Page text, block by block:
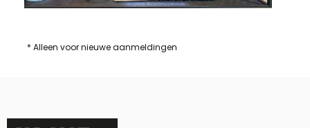
* Alleen voor nieuwe aanmeldingen